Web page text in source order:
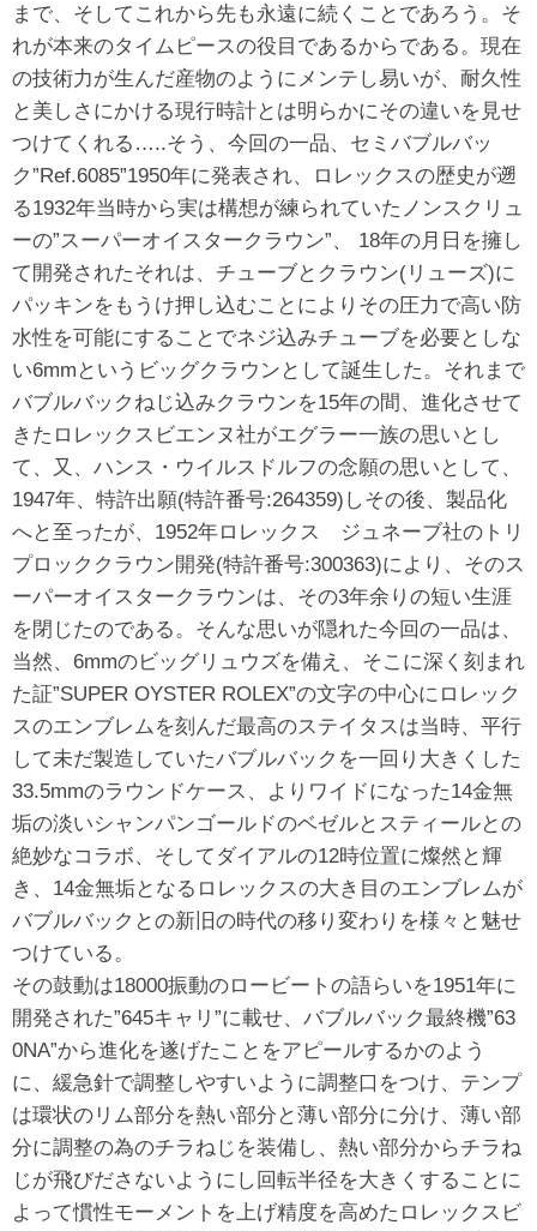
まで、そしてこれから先も永遠に続くことであろう。そ
れが本来のタイムピースの役目であるからである。現在
の技術力が生んだ産物のようにメンテし易いが、耐久性
と美しさにかける現行時計とは明らかにその違いを見せ
つけてくれる…..そう、今回の一品、セミバブルバッ
ク”Ref.6085”1950年に発表され、ロレックスの歴史が遡
る1932年当時から実は構想が練られていたノンスクリュ
ーの”スーパーオイスタークラウン”、 18年の月日を擁し
て開発されたそれは、チューブとクラウン(リューズ)に
パッキンをもうけ押し込むことによりその圧力で高い防
水性を可能にすることでネジ込みチューブを必要としな
い6mmというビッグクラウンとして誕生した。それまで
バブルバックねじ込みクラウンを15年の間、進化させて
きたロレックスビエンヌ社がエグラー一族の思いとし
て、又、ハンス・ウイルスドルフの念願の思いとして、
1947年、特許出願(特許番号:264359)しその後、製品化
へと至ったが、1952年ロレックス ジュネーブ社のトリ
プロッククラウン開発(特許番号:300363)により、そのス
ーパーオイスタークラウンは、その3年余りの短い生涯
を閉じたのである。そんな思いが隠れた今回の一品は、
当然、6mmのビッグリュウズを備え、そこに深く刻まれ
た証”SUPER OYSTER ROLEX”の文字の中心にロレック
スのエンブレムを刻んだ最高のステイタスは当時、平行
して未だ製造していたバブルバックを一回り大きくした
33.5mmのラウンドケース、よりワイドになった14金無
垢の淡いシャンパンゴールドのベゼルとスティールとの
絶妙なコラボ、そしてダイアルの12時位置に燦然と輝
き、14金無垢となるロレックスの大き目のエンブレムが
バブルバックとの新旧の時代の移り変わりを様々と魅せ
つけている。
その鼓動は18000振動のロービートの語らいを1951年に
開発された”645キャリ”に載せ、バブルバック最終機”63
0NA”から進化を遂げたことをアピールするかのよう
に、緩急針で調整しやすいように調整口をつけ、テンプ
は環状のリム部分を熱い部分と薄い部分に分け、薄い部
分に調整の為のチラねじを装備し、熱い部分からチラね
じが飛びださないようにし回転半径を大きくすることに
よって慣性モーメントを上げ精度を高めたロレックスビ